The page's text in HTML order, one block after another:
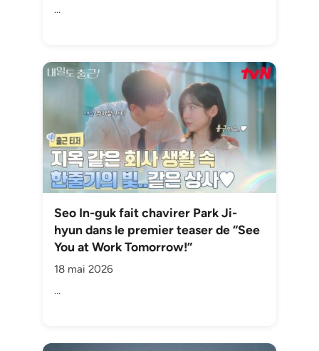
…
Seo In-guk fait chavirer Park Ji-
hyun dans le premier teaser de “See
You at Work Tomorrow!”
18 mai 2026
…